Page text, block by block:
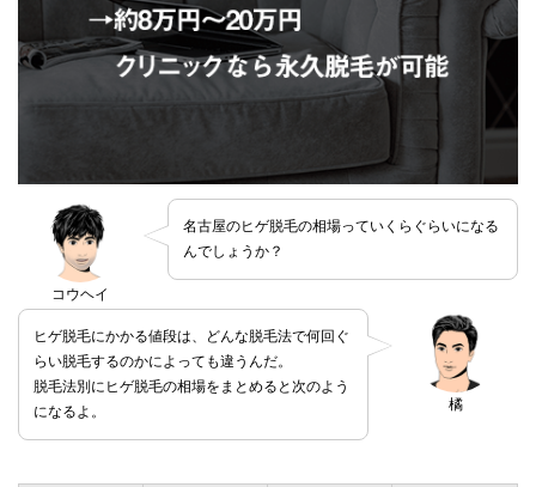
コウヘイ
名古屋のヒゲ脱毛の相場っていくらぐらいになる
んでしょうか？
橘
ヒゲ脱毛にかかる値段は、どんな脱毛法で何回ぐ
らい脱毛するのかによっても違うんだ。
脱毛法別にヒゲ脱毛の相場をまとめると次のよう
になるよ。